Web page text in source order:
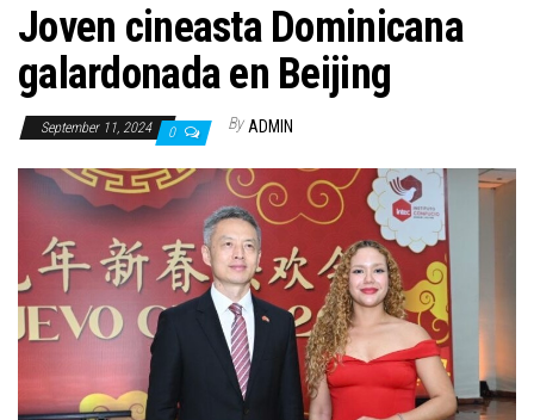
Joven cineasta Dominicana
galardonada en Beijing
September 11, 2024 0 By ADMIN